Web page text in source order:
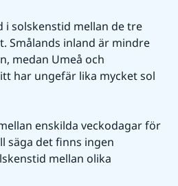
i solskenstid mellan de tre
Smålands inland är mindre
medan Umeå och
har ungefär lika mycket sol
enskilda veckodagar för
säga det finns ingen
mellan olika